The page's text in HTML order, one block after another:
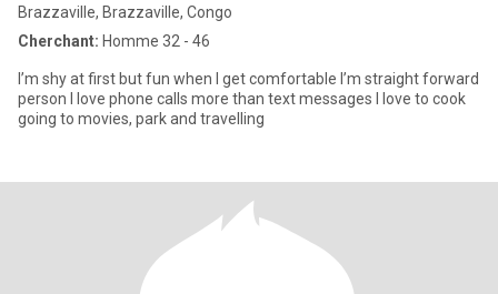
Brazzaville, Brazzaville, Congo
Cherchant: Homme 32 - 46
I’m shy at first but fun when I get comfortable I’m straight forward
person I love phone calls more than text messages I love to cook
going to movies, park and travelling